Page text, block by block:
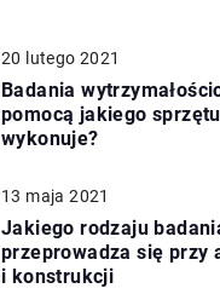
20 lutego 2021
Badania
pomocą jakiego
wykonuje?
13 maja 2021
Jakiego rodzaju
przeprowadza się przy
i konstrukcji